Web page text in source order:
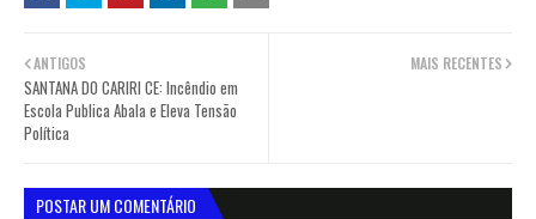
MAIS RECENTES
ANTIGOS
SANTANA DO CARIRI CE: Incêndio em
Escola Publica Abala e Eleva Tensão
Política
POSTAR UM COMENTÁRIO